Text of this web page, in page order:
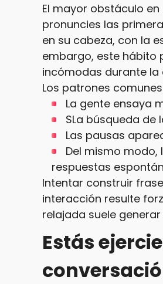
El mayor obstáculo
pronuncies las
en su cabeza, con la
embargo, este hábito
incómodas durante la
Los patrones
La gente ensaya
SLa búsqueda
Las pausas
Del mismo
respuestas
Intentar construir
interacción resulte
relajada suele
Estás